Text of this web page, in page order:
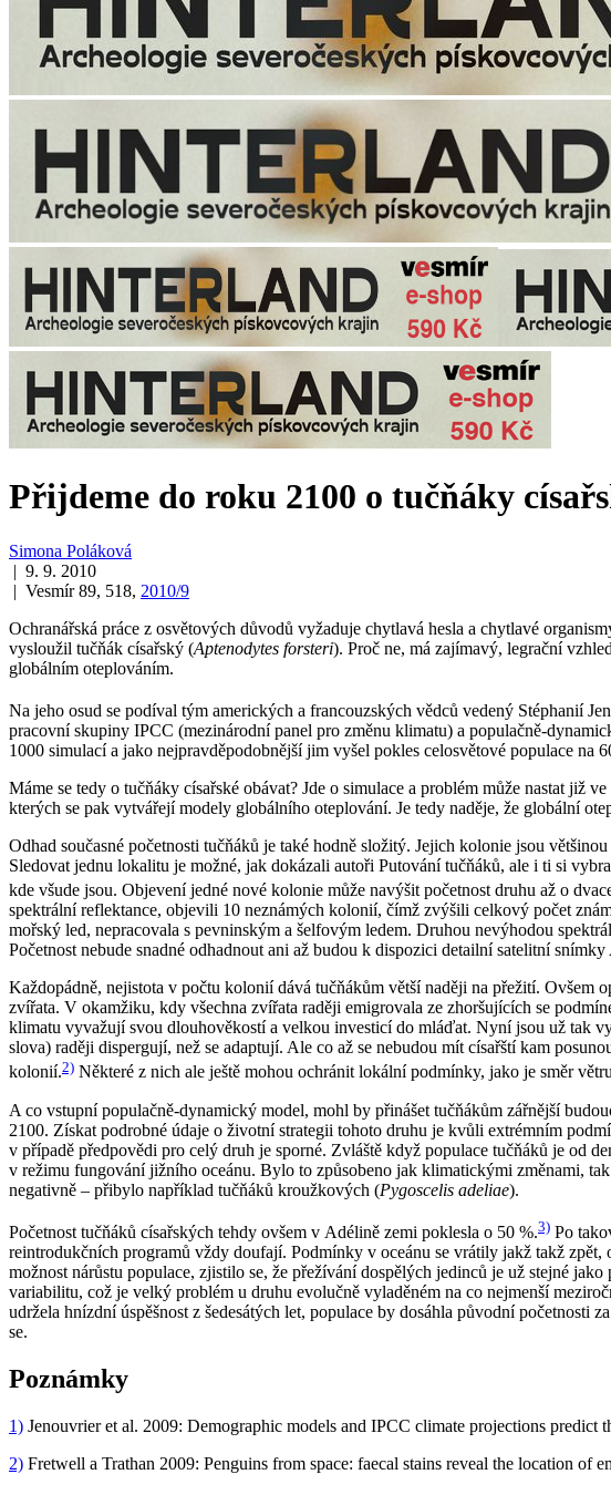
Přijdeme do roku 2100 o tučňáky
Simona Poláková
| 9. 9. 2010
| Vesmír 89, 518, 2010/9
Ochranářská práce z osvětových důvodů vyžaduje chytlavá hesla a chytlavé
vysloužil tučňák císařský (Aptenodytes forsteri). Proč ne, má zajímavý, legrační
globálním oteplováním.
Na jeho osud se podíval tým amerických a francouzských vědců vedený Stéphanií
pracovní skupiny IPCC (mezinárodní panel pro změnu klimatu) a populačně-
1000 simulací a jako nejpravděpodobnější jim vyšel pokles celosvětové populace na
Máme se tedy o tučňáky císařské obávat? Jde o simulace a problém může nastat již
kterých se pak vytvářejí modely globálního oteplování. Je tedy naděje, že globální
Odhad současné početnosti tučňáků je také hodně složitý. Jejich kolonie jsou
Sledovat jednu lokalitu je možné, jak dokázali autoři Putování tučňáků, ale i ti si
kde všude jsou. Objevení jedné nové kolonie může navýšit početnost druhu až o
spektrální reflektance, objevili 10 neznámých kolonií, čímž zvýšili celkový počet
mořský led, nepracovala s pevninským a šelfovým ledem. Druhou nevýhodou
Početnost nebude snadné odhadnout ani až budou k dispozici detailní satelitní
Každopádně, nejistota v počtu kolonií dává tučňákům větší naději na přežití.
zvířata. V okamžiku, kdy všechna zvířata raději emigrovala ze zhoršujících se
klimatu vyvažují svou dlouhověkostí a velkou investicí do mláďat. Nyní jsou už tak
slova) raději dispergují, než se adaptují. Ale co až se nebudou mít císařští kam
kolonií.2) Některé z nich ale ještě mohou ochránit lokální podmínky, jako je směr
A co vstupní populačně-dynamický model, mohl by přinášet tučňákům zářnější
2100. Získat podrobné údaje o životní strategii tohoto druhu je kvůli extrémním
v případě předpovědi pro celý druh je sporné. Zvláště když populace tučňáků je od
v režimu fungování jižního oceánu. Bylo to způsobeno jak klimatickými změnami,
negativně – přibylo například tučňáků kroužkových (Pygoscelis adeliae).
Početnost tučňáků císařských tehdy ovšem v Adélině zemi poklesla o 50 %.3) Po
reintrodukčních programů vždy doufají. Podmínky v oceánu se vrátily jakž takž
možnost nárůstu populace, zjistilo se, že přežívání dospělých jedinců je už stejné
variabilitu, což je velký problém u druhu evolučně vyladěném na co nejmenší
udržela hnízdní úspěšnost z šedesátých let, populace by dosáhla původní
se.
Poznámky
1) Jenouvrier et al. 2009: Demographic models and IPCC climate projections
2) Fretwell a Trathan 2009: Penguins from space: faecal stains reveal the location